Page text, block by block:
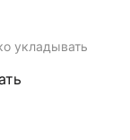
укладывать